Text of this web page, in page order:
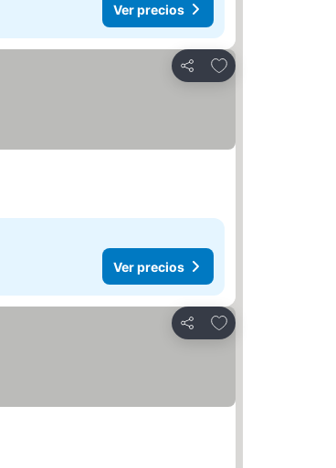
Ver precios
Compartir
Agregar a favoritos
Ver precios
Compartir
Agregar a favoritos